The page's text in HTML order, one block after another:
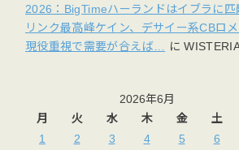
2026：BigTimeハーランドはイブラに匹
リンク最高峰ケイン、デサイー系CBロ
現役重視で需要が合えば… に
2026年6月
月
火 水 木 金 土
1
2 3 4 5 6